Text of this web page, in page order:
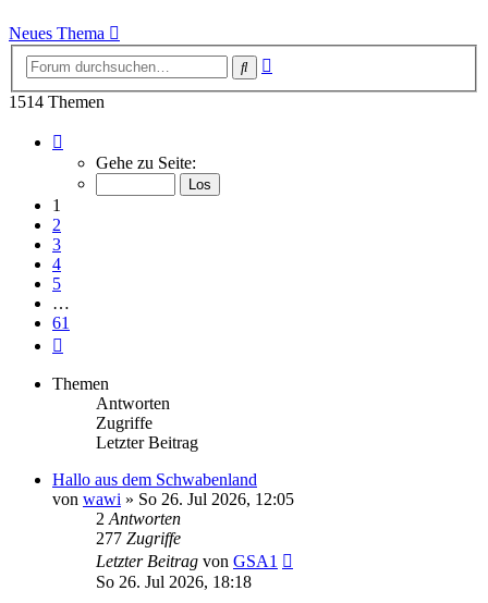
Neues Thema
Suche
1514 Themen
von
Gehe zu Seite:
1
2
3
4
5
…
61
Themen
Antworten
Zugriffe
Letzter Beitrag
Hallo aus dem Schwabenland
von wawi » So 26. Jul 2026, 12:05
2 Antworten
277 Zugriffe
Letzter Beitrag von GSA1
So 26. Jul 2026, 18:18